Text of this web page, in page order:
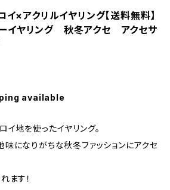
イ×アクリルイヤリング【送料無料】
イヤリング 秋冬アクセ アクセサ
available
地を使ったイヤリング。
になりがちな秋冬ファッションにアクセ
ます！